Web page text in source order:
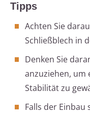
Tipps
Achten Sie
Schließblech in
Denken Sie
anzuziehen, um
Stabilität zu
Falls der